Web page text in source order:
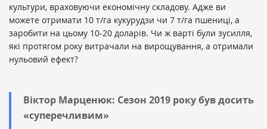
культури, враховуючи економічну складову. Адже ви
можете отримати 10 т/га кукурудзи чи 7 т/га пшениці, а
заробити на цьому 10-20 доларів. Чи ж варті були зусилля,
які протягом року витрачали на вирощування, а отримали
нульовий ефект?
Віктор Марценюк: Сезон 2019 року був досить
«суперечливим»